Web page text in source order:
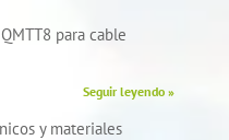
para cable
Seguir leyendo »
y materiales